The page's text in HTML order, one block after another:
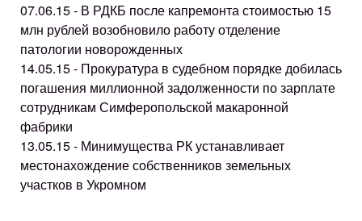
07.06.15 - В РДКБ после капремонта стоимостью 15
млн рублей возобновило работу отделение
патологии новорожденных
14.05.15 - Прокуратура в судебном порядке добилась
погашения миллионной задолженности по зарплате
сотрудникам Симферопольской макаронной
фабрики
13.05.15 - Минимущества РК устанавливает
местонахождение собственников земельных
участков в Укромном